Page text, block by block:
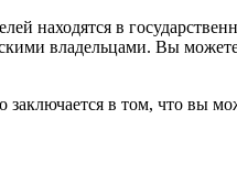
находятся в
владельцами. Вы можете
в том, что вы